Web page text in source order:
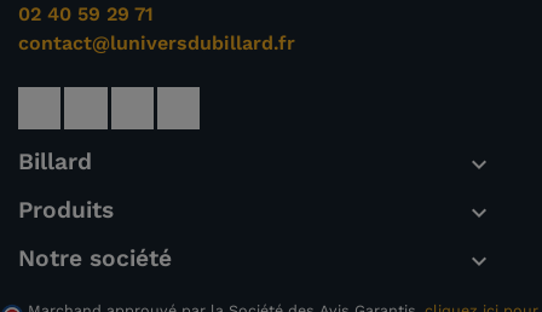
02 40 59 29 71
contact@luniversdubillard.fr
Billard 
Produits 
Notre société 